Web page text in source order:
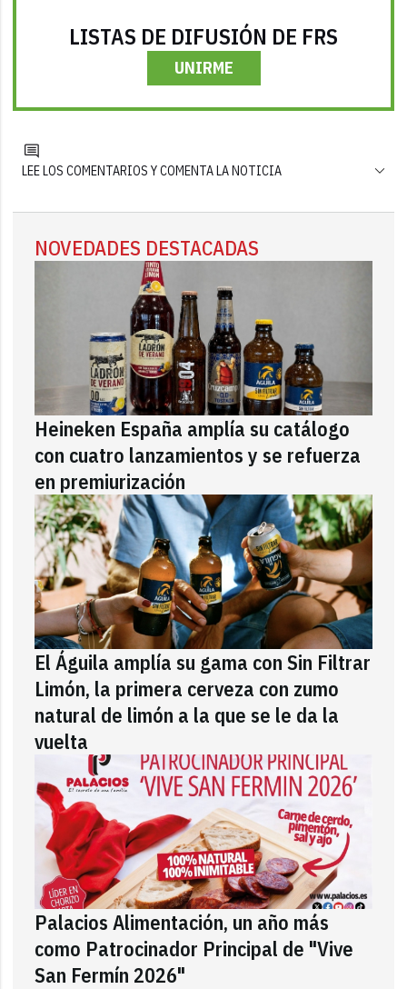
LISTAS DE DIFUSIÓN DE FRS
UNIRME
LEE LOS COMENTARIOS Y COMENTA LA NOTICIA
NOVEDADES DESTACADAS
Heineken España amplía su catálogo
con cuatro lanzamientos y se refuerza
en premiurización
El Águila amplía su gama con Sin Filtrar
Limón, la primera cerveza con zumo
natural de limón a la que se le da la
vuelta
Palacios Alimentación, un año más
como Patrocinador Principal de "Vive
San Fermín 2026"